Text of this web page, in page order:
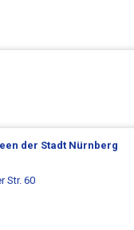
der Stadt Nürnberg
Str. 60